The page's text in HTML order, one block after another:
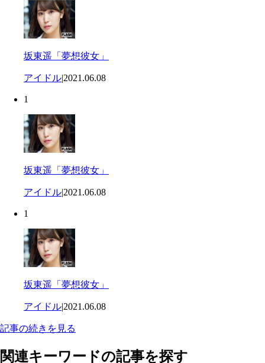
坂東遥「夢想彼女」
アイドル|2021.06.08
1
坂東遥「夢想彼女」
アイドル|2021.06.08
1
坂東遥「夢想彼女」
アイドル|2021.06.08
記事の続きを見る
関連キーワードの記事を探す